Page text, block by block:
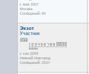
с мая 2007
Москва
Сообщений: 84
Экзот
Участник
с сен 2009
Нижний Новгород
Сообщений: 2537